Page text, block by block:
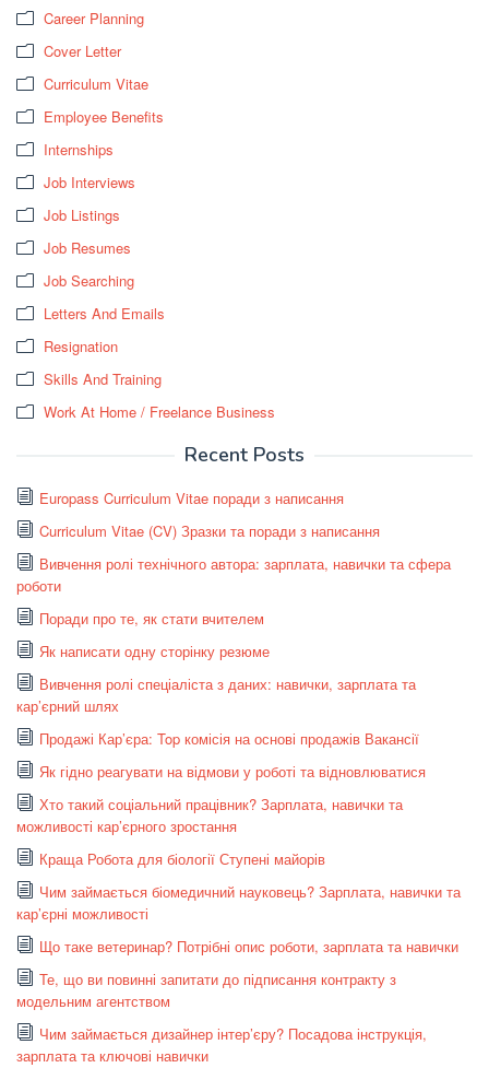
Career Planning
Cover Letter
Curriculum Vitae
Employee Benefits
Internships
Job Interviews
Job Listings
Job Resumes
Job Searching
Letters And Emails
Resignation
Skills And Training
Work At Home / Freelance Business
Recent Posts
Europass Curriculum Vitae поради з написання
Curriculum Vitae (CV) Зразки та поради з написання
Вивчення ролі технічного автора: зарплата, навички та сфера
роботи
Поради про те, як стати вчителем
Як написати одну сторінку резюме
Вивчення ролі спеціаліста з даних: навички, зарплата та
кар’єрний шлях
Продажі Кар’єра: Top комісія на основі продажів Вакансії
Як гідно реагувати на відмови у роботі та відновлюватися
Хто такий соціальний працівник? Зарплата, навички та
можливості кар’єрного зростання
Краща Робота для біології Ступені майорів
Чим займається біомедичний науковець? Зарплата, навички та
кар’єрні можливості
Що таке ветеринар? Потрібні опис роботи, зарплата та навички
Те, що ви повинні запитати до підписання контракту з
модельним агентством
Чим займається дизайнер інтер’єру? Посадова інструкція,
зарплата та ключові навички